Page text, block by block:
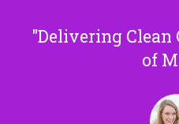
Delivering Clean
of